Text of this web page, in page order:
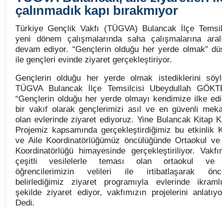
çalınmadık kapı bırakmıyor
Türkiye Gençlik Vakfı (TÜGVA) Bulancak İlçe
yeni dönem çalışmalarında saha çalışmalarına
devam ediyor. “Gençlerin olduğu her yerde olmak”
ile gençleri evinde ziyaret gerçekleştiriyor.
Gençlerin olduğu her yerde olmak istediklerini
TÜGVA Bulancak İlçe Temsilcisi Ubeydullah
“Gençlerin olduğu her yerde olmayı kendimize ilke
bir vakıf olarak gençlerimizi asıl ve en güvenli
olan evlerinde ziyaret ediyoruz. Yine Bulancak Kitap
Projemiz kapsamında gerçekleştirdiğimiz bu etkinlik
ve Aile Koordinatörlüğümüz öncülüğünde Ortaokul
Koordinatörlüğü himayesinde gerçekleştiriliyor.
çeşitli vesilelerle teması olan ortaokul ve
öğrencilerimizin velileri ile irtibatlaşarak
belirlediğimiz ziyaret programıyla evlerinde
şekilde ziyaret ediyor, vakfımızın projelerini
Dedi.